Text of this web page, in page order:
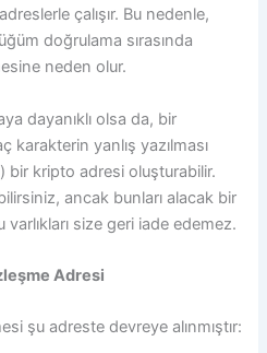
çalışır. Bu nedenle,
doğrulama sırasında
neden olur.
dayanıklı olsa da, bir
yanlış yazılması
bir kripto adresi oluşturabilir.
ancak bunları alacak bir
varlıkları size geri iade edemez.
Adresi
şu adreste devreye alınmıştır: